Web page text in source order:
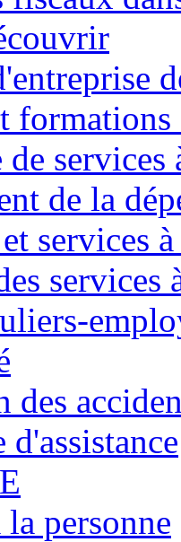
formations
services
de la
services
services
des
la personne